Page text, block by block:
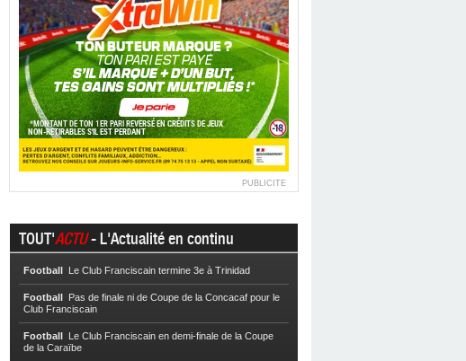
PUBLICITE
TOUT'ACTU- L'Actualité en continu
Football Le Club Franciscain termine 3e à Trinidad
Football Pas de finale ni de Coupe de la Concacaf pour le
Club Franciscain
Football Le Club Franciscain en demi-finale de la Coupe
de la Caraïbe